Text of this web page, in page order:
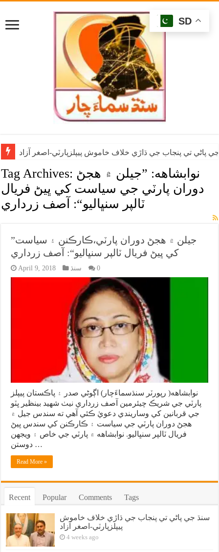
پاڻي تي پنجاب جي ڌاڙي خلاف خاموش پيپلزپارٽي-اصغر آزاد
Tag Archives: نوابشاهه: ”جيلن ۾ هجڻ
دوران پارٽي جي سياست کي ڀيڻ فريال
ٽالپر سنڀاليو“: آصف زرداري
”جيلن ۾ هجڻ دوران پارٽي،ڪارڪنن ۽ سياست
کي ڀيڻ فريال ٽالپر سنڀاليو“: آصف زرداري
April 9, 2018 سنڌ 0
نوابشاهه( رپورٽر سنڌسماءَچار) اڳوڻي صدر ۽ پاڪستان پيپلز
پارٽي جي شريڪ چيئرمين آصف زرداري نيٺ شهيد بينظير ڀٽو
جي قربانين کي وساريندي دعويٰ ڪئي آهي ته سندس جيل ۾
هجڻ دوران پارٽي جي سياست ۽ ڪارڪنن کي سندس ڀيڻ
فريال ٽالپر سنڀاليو. نوابشاهه ۾ پارٽي جي خاص ۽ ويجهن
دوستن …
Read More »
Recent Popular Comments Tags
سنڌ جي پاڻي تي پنجاب جي ڌاڙي خلاف خاموش
پيپلزپارٽي-اصغر آزاد
4 weeks ago
SD